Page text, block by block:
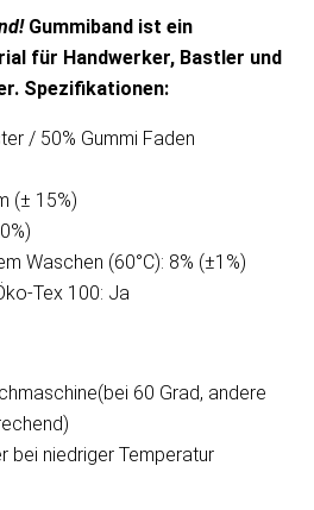
Gummiband ist ein
für Handwerker, Bastler und
Spezifikationen:
/ 50% Gummi Faden
(± 15%)
Waschen (60°C): 8% (±1%)
Tex 100: Ja
60 Grad, andere
bei niedriger Temperatur